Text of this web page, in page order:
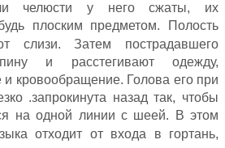
челюсти у него сжаты, их
плоским предметом. Полость
слизи. Затем пострадавшего
и расстегивают одежду,
кровообращение. Голова его при
.запрокинута назад так, чтобы
на одной линии с шеей. В этом
отходит от входа в гортань,